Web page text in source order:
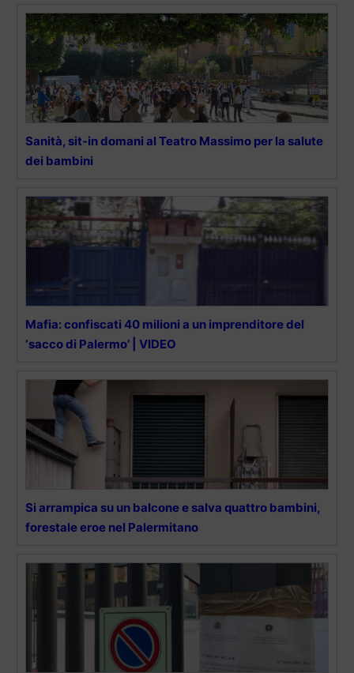
Sanità, sit-in domani al Teatro Massimo per la salute
dei bambini
Mafia: confiscati 40 milioni a un imprenditore del
‘sacco di Palermo’ | VIDEO
Si arrampica su un balcone e salva quattro bambini,
forestale eroe nel Palermitano